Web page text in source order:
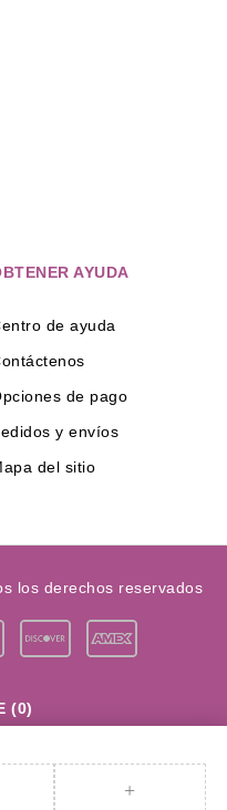
AYUDA
de ayuda
de pago
y envíos
del sitio
los derechos reservados
(0)